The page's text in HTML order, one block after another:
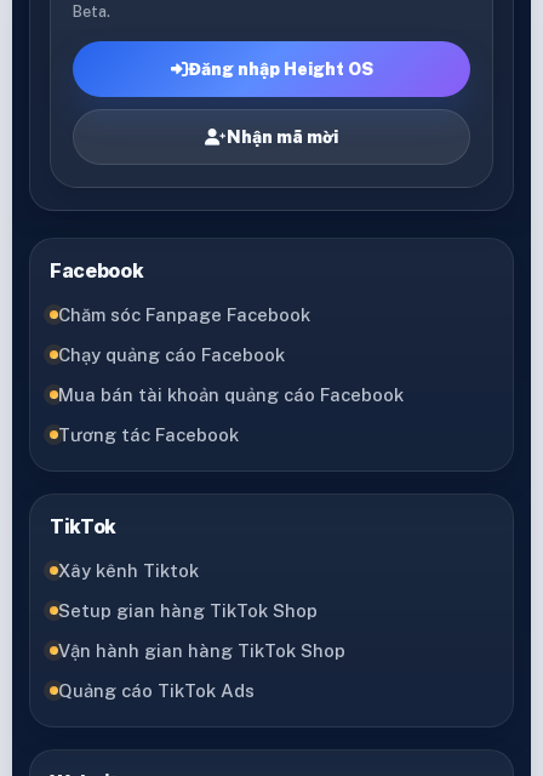
Beta.
Đăng nhập Height OS
Nhận mã mời
Facebook
Chăm sóc Fanpage Facebook
Chạy quảng cáo Facebook
Mua bán tài khoản quảng cáo Facebook
Tương tác Facebook
TikTok
Xây kênh Tiktok
Setup gian hàng TikTok Shop
Vận hành gian hàng TikTok Shop
Quảng cáo TikTok Ads